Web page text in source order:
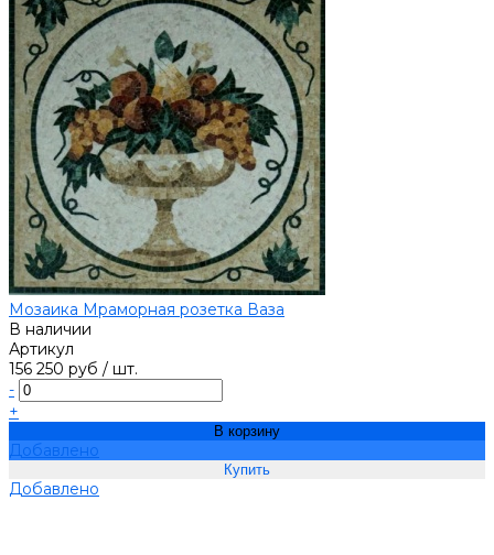
Мозаика Мраморная розетка Ваза
В наличии
Артикул
156 250 руб / шт.
-
+
В корзину
Добавлено
Добавлено